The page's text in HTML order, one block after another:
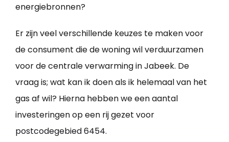
energiebronnen?
Er zijn veel verschillende keuzes te maken voor
de consument die de woning wil verduurzamen
voor de centrale verwarming in Jabeek. De
vraag is; wat kan ik doen als ik helemaal van het
gas af wil? Hierna hebben we een aantal
investeringen op een rij gezet voor
postcodegebied 6454.